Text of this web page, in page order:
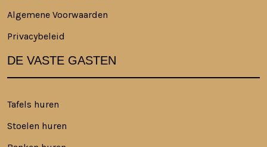
Algemene Voorwaarden
Privacybeleid
DE VASTE GASTEN
Tafels huren
Stoelen huren